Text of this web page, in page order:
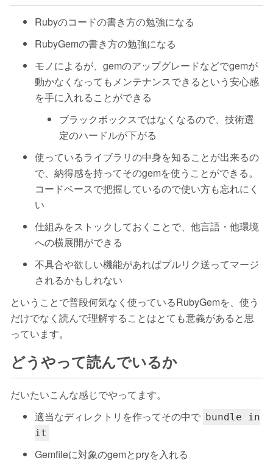
Rubyのコードの書き方の勉強になる
RubyGemの書き方の勉強になる
モノによるが、gemのアップグレードなどでgemが
動かなくなってもメンテナンスできるという安心感
を手に入れることができる
ブラックボックスではなくなるので、技術選
定のハードルが下がる
使っているライブラリの中身を知ることが出来るの
で、納得感を持ってそのgemを使うことができる。
コードベースで把握しているので使い方も忘れにく
い
仕組みをストックしておくことで、他言語・他環境
への横展開ができる
不具合や欲しい機能があればプルリク送ってマージ
されるかもしれない
ということで普段何気なく使っているRubyGemを、使う
だけでなく読んで理解することはとても意義があると思
っています。
どうやって読んでいるか
だいたいこんな感じでやってます。
適当なディレクトリを作ってその中で bundle in
it
Gemfileに対象のgemとpryを入れる